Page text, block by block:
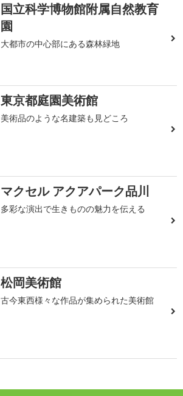
国立科学博物館附属自然教育
園
大都市の中心部にある森林緑地
東京都庭園美術館
美術品のような名建築も見どころ
マクセル アクアパーク品川
多彩な演出で生きものの魅力を伝える
松岡美術館
古今東西様々な作品が集められた美術館